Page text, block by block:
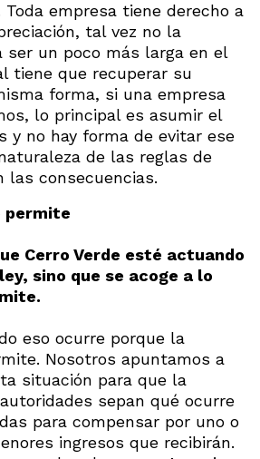
empresa tiene derecho a
tal vez no la
ser un poco más larga en el
tiene que recuperar su
forma, si una empresa
lo principal es asumir el
y no hay forma de evitar ese
de las reglas de
las consecuencias.
permite
Cerro Verde esté actuando
sino que se acoge a lo
eso ocurre porque la
Nosotros apuntamos a
situación para que la
sepan qué ocurre
para compensar por uno o
ingresos que recibirán.